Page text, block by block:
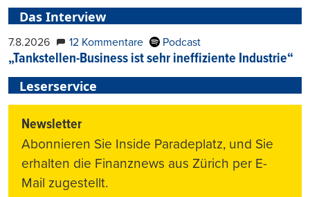
Das Interview
7.8.2026 12 Kommentare Podcast
„Tankstellen-Business ist sehr ineffiziente Industrie“
Leserservice
Newsletter
Abonnieren Sie Inside Paradeplatz, und Sie
erhalten die Finanznews aus Zürich per E-
Mail zugestellt.